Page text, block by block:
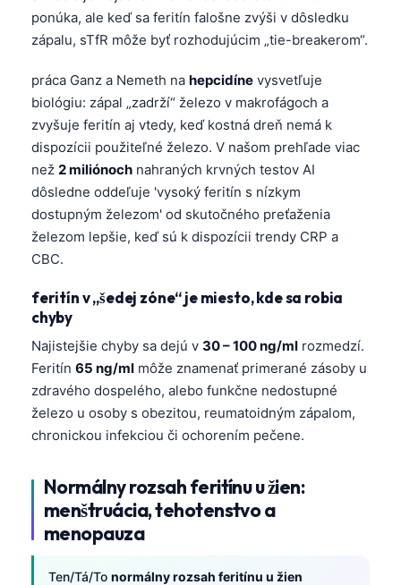
ponúka, ale keď sa feritín falošne zvýši v dôsledku
zápalu, sTfR môže byť rozhodujúcim „tie-breakerom“.
práca Ganz a Nemeth na hepcidíne vysvetľuje
biológiu: zápal „zadrží“ železo v makrofágoch a
zvyšuje feritín aj vtedy, keď kostná dreň nemá k
dispozícii použiteľné železo. V našom prehľade viac
než 2 miliónoch nahraných krvných testov AI
dôsledne oddeľuje 'vysoký feritín s nízkym
dostupným železom' od skutočného preťaženia
železom lepšie, keď sú k dispozícii trendy CRP a
CBC.
feritín v „šedej zóne“ je miesto, kde sa robia
chyby
Najistejšie chyby sa dejú v 30 – 100 ng/ml rozmedzí.
Feritín 65 ng/ml môže znamenať primerané zásoby u
zdravého dospelého, alebo funkčne nedostupné
železo u osoby s obezitou, reumatoidným zápalom,
chronickou infekciou či ochorením pečene.
Normálny rozsah feritínu u žien:
menštruácia, tehotenstvo a
menopauza
Ten/Tá/To normálny rozsah feritínu u žien
Magyar
Shqip
বাংলা
اردو
తెలుగు
தமிழ்
ગુજરાતી
ಕನ್ನಡ
മലയാളം
Tagalog
ไทย
ဗမာစာ
ភាសាខ្មែរ
Kiswahili
አማርኛ
Українська
O‘zbekcha